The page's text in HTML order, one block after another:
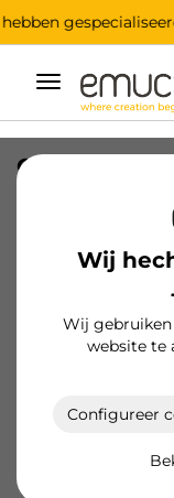
Voor alle
Umschaltbare
Navigation
Wij
Wij
website te
Configureer
Opknoping
kledingkast,
600mm,
9283711/EAN